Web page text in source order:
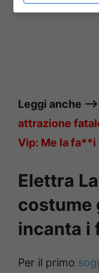
Leggi anche —->
attrazione
Vip: Me la fa**i
Elettra
costume
incanta i
Per il primo